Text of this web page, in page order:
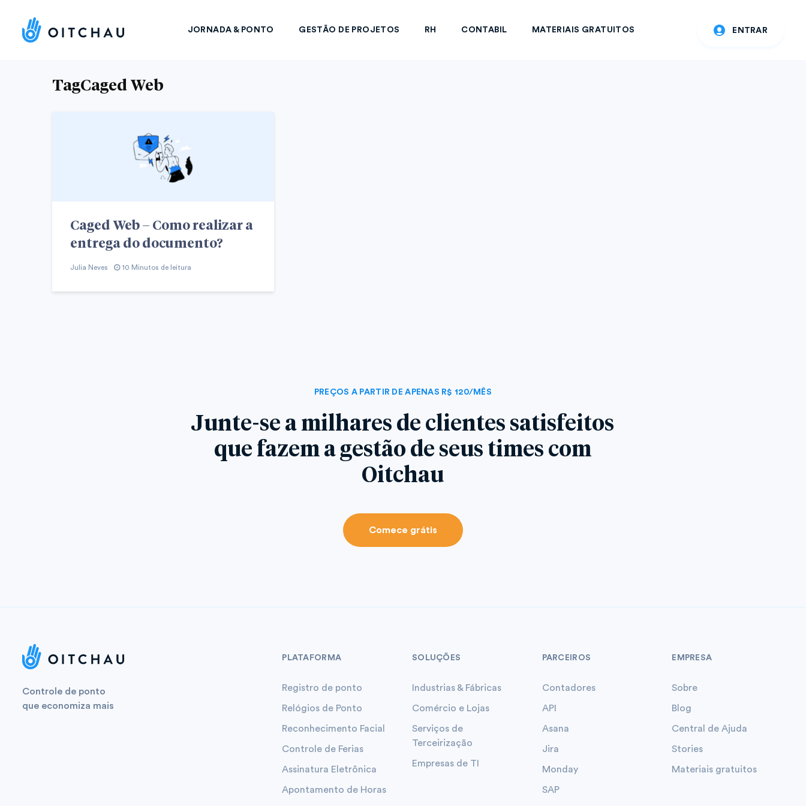
JORNADA & PONTO GESTÃO DE PROJETOS RH CONTABIL MATERIAIS GRATUITOS ENTRAR
TagCaged Web
Caged Web – Como realizar a
entrega do documento?
Julia Neves 10 Minutos de leitura
PREÇOS A PARTIR DE APENAS R$ 120/MÊS
Junte-se a milhares de clientes satisfeitos
que fazem a gestão de seus times com
Oitchau
Comece grátis
Controle de ponto
que economiza mais
PLATAFORMA
Registro de ponto
Relógios de Ponto
Reconhecimento Facial
Controle de Ferias
Assinatura Eletrônica
Apontamento de Horas
SOLUÇÕES
Industrias & Fábricas
Comércio e Lojas
Serviços de
Terceirização
Empresas de TI
PARCEIROS
Contadores
API
Asana
Jira
Monday
SAP
EMPRESA
Sobre
Blog
Central de Ajuda
Stories
Materiais gratuitos